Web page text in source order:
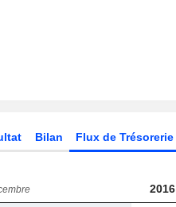
Bilan Flux de Trésorerie
2016